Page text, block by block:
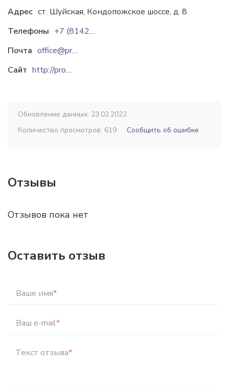
Адрес ст. Шуйская, Кондопожское шоссе, д. 8
Телефоны
+7 (8142) 78-92-01
Почта
office@promles.org
Сайт
http://promles.org
Обновление данных: 23.02.2022
Количество просмотров: 619
Сообщить об ошибке
Отзывы
Отзывов пока нет
Оставить отзыв
Ваше имя*
Ваш e-mail*
Текст отзыва*